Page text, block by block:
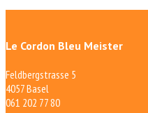
Le Cordon Bleu Meister
Feldbergstrasse 5
4057 Basel
061 202 77 80